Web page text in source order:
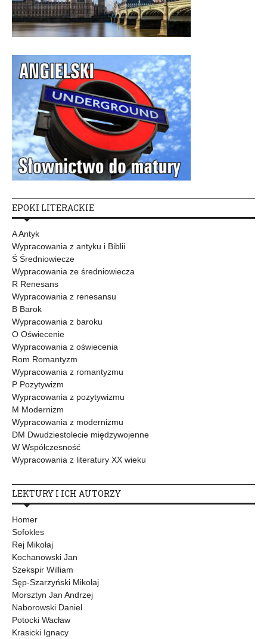
EPOKI LITERACKIE
A Antyk
Wypracowania z antyku i Biblii
Ś Średniowiecze
Wypracowania ze średniowiecza
R Renesans
Wypracowania z renesansu
B Barok
Wypracowania z baroku
O Oświecenie
Wypracowania z oświecenia
Rom Romantyzm
Wypracowania z romantyzmu
P Pozytywizm
Wypracowania z pozytywizmu
M Modernizm
Wypracowania z modernizmu
DM Dwudziestolecie międzywojenne
W Współczesność
Wypracowania z literatury XX wieku
LEKTURY I ICH AUTORZY
Homer
Sofokles
Rej Mikołaj
Kochanowski Jan
Szekspir William
Sęp-Szarzyński Mikołaj
Morsztyn Jan Andrzej
Naborowski Daniel
Potocki Wacław
Krasicki Ignacy